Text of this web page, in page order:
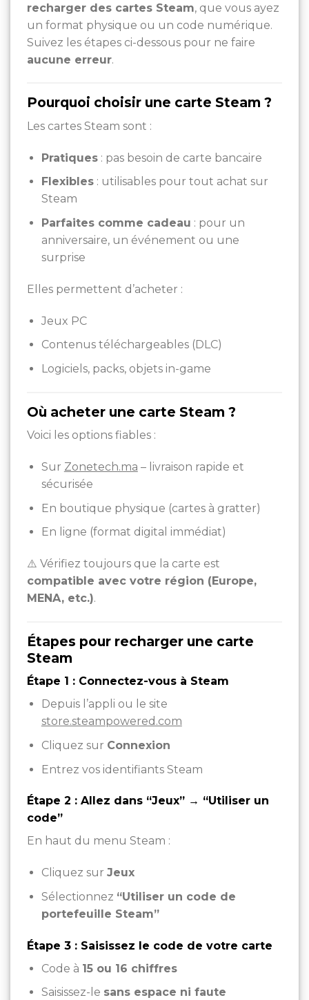
recharger des cartes Steam, que vous ayez
un format physique ou un code numérique.
Suivez les étapes ci-dessous pour ne faire
aucune erreur.
Pourquoi choisir une carte Steam ?
Les cartes Steam sont :
Pratiques: pas besoin de carte bancaire
Flexibles: utilisables pour tout achat sur
Steam
Parfaites comme cadeau : pour un
anniversaire, un événement ou une
surprise
Elles permettent d’acheter :
Jeux PC
Contenus téléchargeables (DLC)
Logiciels, packs, objets in-game
Où acheter une carte Steam ?
Voici les options fiables :
Sur Zonetech.ma – livraison rapide et
sécurisée
En boutique physique (cartes à gratter)
En ligne (format digital immédiat)
⚠️ Vérifiez toujours que la carte est
compatible avec votre région (Europe,
MENA, etc.).
Étapes pour recharger une carte
Steam
Étape 1 : Connectez-vous à Steam
Depuis l’appli ou le site
store.steampowered.com
Cliquez sur Connexion
Entrez vos identifiants Steam
Étape 2 : Allez dans “Jeux” → “Utiliser un
code”
En haut du menu Steam :
Cliquez sur Jeux
Sélectionnez “Utiliser un code de
portefeuille Steam”
Étape 3 : Saisissez le code de votre carte
Code à 15 ou 16 chiffres
Saisissez-le sans espace ni faute